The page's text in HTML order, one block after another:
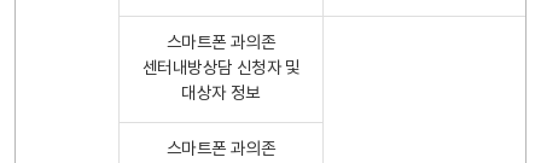
스마트폰 과의존
센터내방상담 신청자 및
대상자 정보
스마트폰 과의존